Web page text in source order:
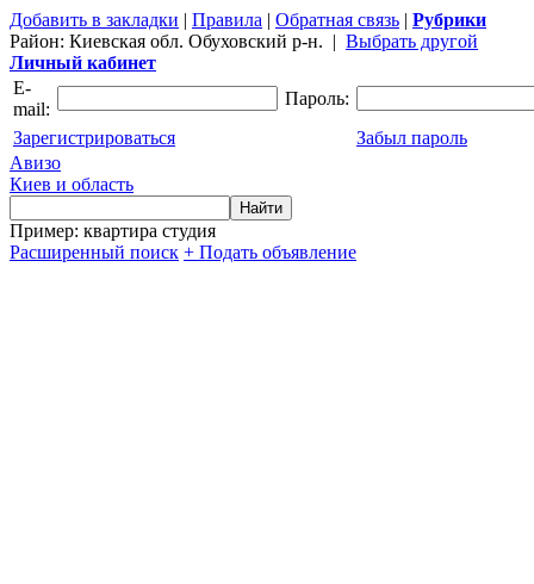
Добавить в закладки | Правила | Обратная связь | Рубрики
Район: Киевская обл. Обуховский р-н. | Выбрать другой
Личный кабинет
E-
mail:
Пароль:
Зарегистрироваться
Забыл пароль
Авизо
Киев и область
Пример: квартира студия
Расширенный поиск + Подать объявление